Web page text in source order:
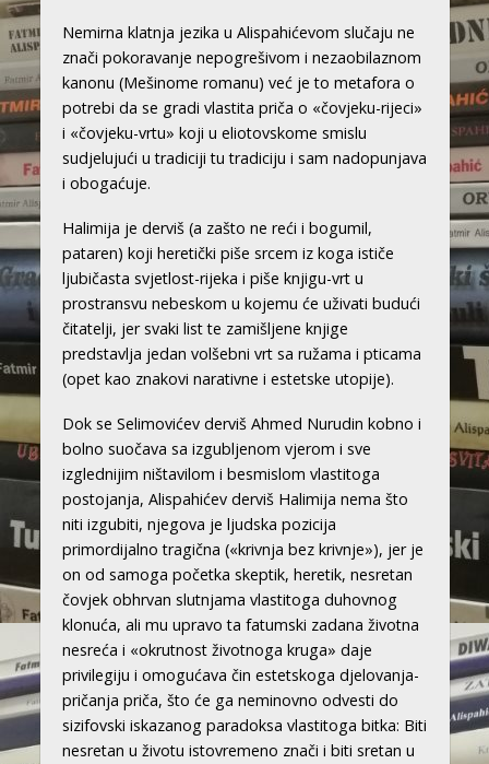
Nemirna klatnja jezika u Alispahićevom slučaju ne
znači pokoravanje nepogrešivom i nezaobilaznom
kanonu (Mešinome romanu) već je to metafora o
potrebi da se gradi vlastita priča o «čovjeku-rijeci»
i «čovjeku-vrtu» koji u eliotovskome smislu
sudjelujući u tradiciji tu tradiciju i sam nadopunjava
i obogaćuje.
Halimija je derviš (a zašto ne reći i bogumil,
pataren) koji heretički piše srcem iz koga ističe
ljubičasta svjetlost-rijeka i piše knjigu-vrt u
prostransvu nebeskom u kojemu će uživati budući
čitatelji, jer svaki list te zamišljene knjige
predstavlja jedan volšebni vrt sa ružama i pticama
(opet kao znakovi narativne i estetske utopije).
Dok se Selimovićev derviš Ahmed Nurudin kobno i
bolno suočava sa izgubljenom vjerom i sve
izglednijim ništavilom i besmislom vlastitoga
postojanja, Alispahićev derviš Halimija nema što
niti izgubiti, njegova je ljudska pozicija
primordijalno tragična («krivnja bez krivnje»), jer je
on od samoga početka skeptik, heretik, nesretan
čovjek obhrvan slutnjama vlastitoga duhovnog
klonuća, ali mu upravo ta fatumski zadana životna
nesreća i «okrutnost životnoga kruga» daje
privilegiju i omogućava čin estetskoga djelovanja-
pričanja priča, što će ga neminovno odvesti do
sizifovski iskazanog paradoksa vlastitoga bitka: Biti
nesretan u životu istovremeno znači i biti sretan u